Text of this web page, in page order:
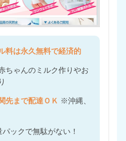
料は永久無料で経済的
ちゃんのミルク作りやお
先まで配達ＯＫ ※沖縄、
ックで無駄がない！